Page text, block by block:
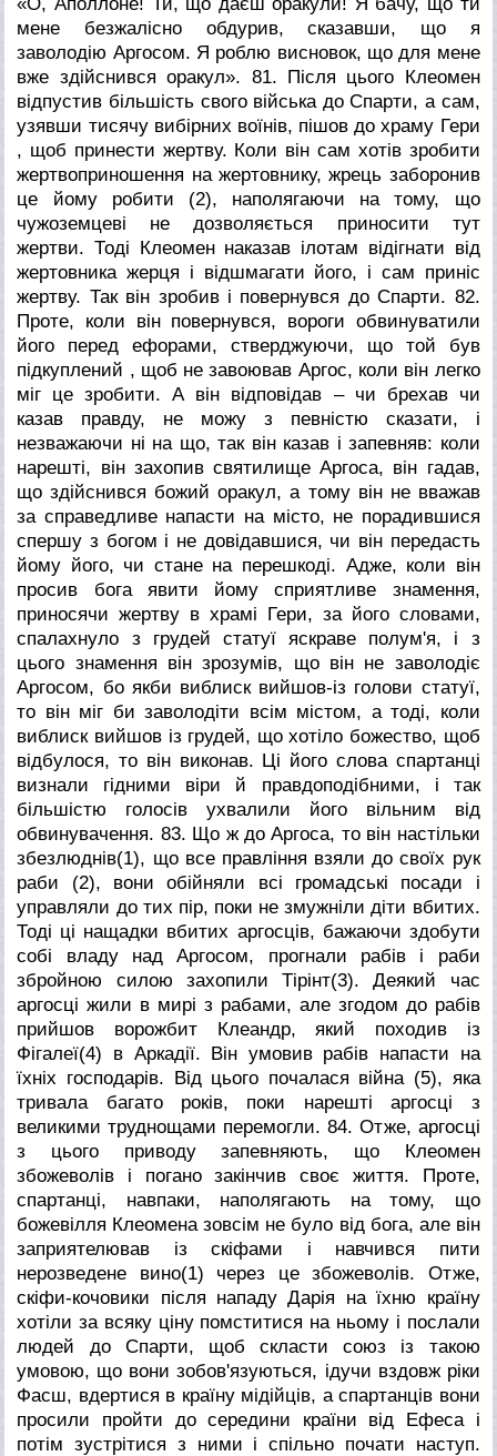
мене безжалісно обдурив, сказавши, що я
заволодію Аргосом. Я роблю висновок, що для мене
вже здійснився оракул». 81. Після цього Клеомен
відпустив більшість свого війська до Спарти, а сам,
узявши тисячу вибірних воїнів, пішов до храму Гери
, щоб принести жертву. Коли він сам хотів зробити
жертвоприношення на жертовнику, жрець заборонив
це йому робити (2), наполягаючи на тому, що
чужоземцеві не дозволяється приносити тут
жертви. Тоді Клеомен наказав ілотам відігнати від
жертовника жерця і відшмагати його, і сам приніс
жертву. Так він зробив і повернувся до Спарти. 82.
Проте, коли він повернувся, вороги обвинуватили
його перед ефорами, стверджуючи, що той був
підкуплений , щоб не завоював Аргос, коли він легко
міг це зробити. А він відповідав – чи брехав чи
казав правду, не можу з певністю сказати, і
незважаючи ні на що, так він казав і запевняв: коли
нарешті, він захопив святилище Аргоса, він гадав,
що здійснився божий оракул, а тому він не вважав
за справедливе напасти на місто, не порадившися
спершу з богом і не довідавшися, чи він передасть
йому його, чи стане на перешкоді. Адже, коли він
просив бога явити йому сприятливе знамення,
приносячи жертву в храмі Гери, за його словами,
спалахнуло з грудей статуї яскраве полум'я, і з
цього знамення він зрозумів, що він не заволодіє
Аргосом, бо якби виблиск вийшов-із голови статуї,
то він міг би заволодіти всім містом, а тоді, коли
виблиск вийшов із грудей, що хотіло божество, щоб
відбулося, то він виконав. Ці його слова спартанці
визнали гідними віри й правдоподібними, і так
більшістю голосів ухвалили його вільним від
обвинувачення. 83. Що ж до Аргоса, то він настільки
збезлюднів(1), що все правління взяли до своїх рук
раби (2), вони обійняли всі громадські посади і
управляли до тих пір, поки не змужніли діти вбитих.
Тоді ці нащадки вбитих аргосців, бажаючи здобути
собі владу над Аргосом, прогнали рабів і раби
збройною силою захопили Тірінт(3). Деякий час
аргосці жили в мирі з рабами, але згодом до рабів
прийшов ворожбит Клеандр, який походив із
Фігалеї(4) в Аркадії. Він умовив рабів напасти на
їхніх господарів. Від цього почалася війна (5), яка
тривала багато років, поки нарешті аргосці з
великими труднощами перемогли. 84. Отже, аргосці
з цього приводу запевняють, що Клеомен
збожеволів і погано закінчив своє життя. Проте,
спартанці, навпаки, наполягають на тому, що
божевілля Клеомена зовсім не було від бога, але він
заприятелював із скіфами і навчився пити
нерозведене вино(1) через це збожеволів. Отже,
скіфи-кочовики після нападу Дарія на їхню країну
хотіли за всяку ціну помститися на ньому і послали
людей до Спарти, щоб скласти союз із такою
умовою, що вони зобов'язуються, ідучи вздовж ріки
Фасш, вдертися в країну мідійців, а спартанців вони
просили пройти до середини країни від Ефеса і
потім зустрітися з ними і спільно почати наступ.